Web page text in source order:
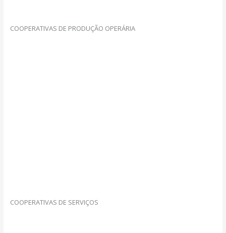
COOPERATIVAS DE PRODUÇÃO OPERÁRIA
COOPERATIVAS DE SERVIÇOS